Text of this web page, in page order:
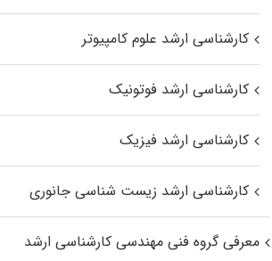
کارشناسی ارشد علوم کامپیوتر
کارشناسی ارشد فوتونیک
کارشناسی ارشد فیزیک
کارشناسی ارشد زیست‌ شناسی جانوری
معرفی گروه فنی مهندسی کارشناسی ارشد